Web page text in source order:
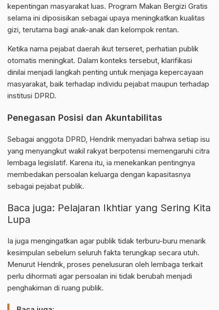
kepentingan masyarakat luas. Program Makan Bergizi Gratis
selama ini diposisikan sebagai upaya meningkatkan kualitas
gizi, terutama bagi anak-anak dan kelompok rentan.
Ketika nama pejabat daerah ikut terseret, perhatian publik
otomatis meningkat. Dalam konteks tersebut, klarifikasi
dinilai menjadi langkah penting untuk menjaga kepercayaan
masyarakat, baik terhadap individu pejabat maupun terhadap
institusi DPRD.
Penegasan Posisi dan Akuntabilitas
Sebagai anggota DPRD, Hendrik menyadari bahwa setiap isu
yang menyangkut wakil rakyat berpotensi memengaruhi citra
lembaga legislatif. Karena itu, ia menekankan pentingnya
membedakan persoalan keluarga dengan kapasitasnya
sebagai pejabat publik.
Baca juga: Pelajaran Ikhtiar yang Sering Kita
Lupa
Ia juga mengingatkan agar publik tidak terburu-buru menarik
kesimpulan sebelum seluruh fakta terungkap secara utuh.
Menurut Hendrik, proses penelusuran oleh lembaga terkait
perlu dihormati agar persoalan ini tidak berubah menjadi
penghakiman di ruang publik.